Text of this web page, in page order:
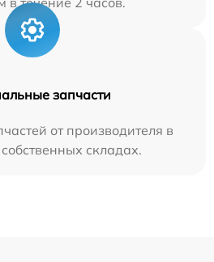
запчасти
от производителя в
складах.